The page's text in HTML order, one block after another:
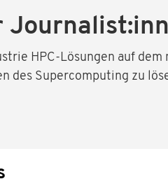
HPC-Lösungen auf
des Supercomputing zu